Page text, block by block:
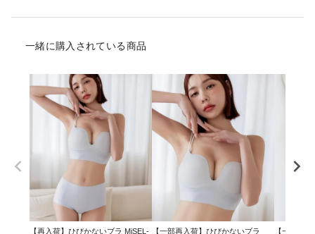
一緒に購入されている商品
【再入荷】ひびかないブラ MiSEL-
【一部再入荷】ひびかないブラ
【一部再